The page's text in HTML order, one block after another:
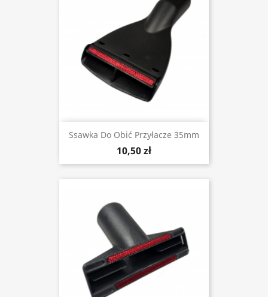
Ssawka Do Obić Przyłacze 35mm
10,50 zł